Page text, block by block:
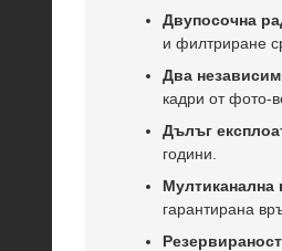
Двупосочна
и филтриране
Два
кадри от фото-
Дълъг
години.
Мултиканална
гарантирана